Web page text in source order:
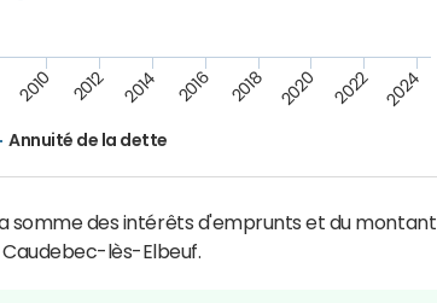
Annuité de la dette
2010 2012 2014 2016 2018 2020 2022 2024
somme des intérêts d'emprunts et du montant
lès-Elbeuf.